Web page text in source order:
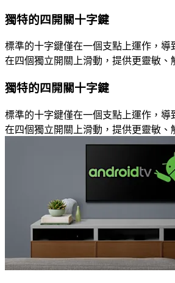
獨特的四開關十字鍵
標準的十字鍵僅在一個支點上運作，導
在四個獨立開關上滑動，提供更靈敏、
獨特的四開關十字鍵
標準的十字鍵僅在一個支點上運作，導
在四個獨立開關上滑動，提供更靈敏、